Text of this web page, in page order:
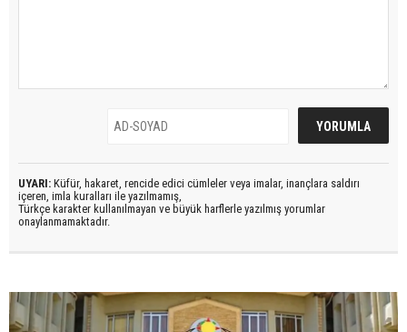
UYARI: Küfür, hakaret, rencide edici cümleler veya imalar, inançlara saldırı
içeren, imla kuralları ile yazılmamış,
Türkçe karakter kullanılmayan ve büyük harflerle yazılmış yorumlar
onaylanmamaktadır.